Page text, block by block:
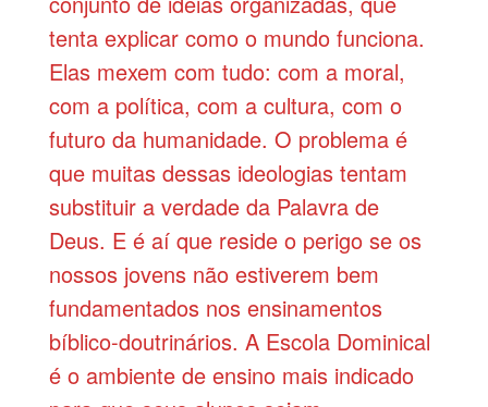
tenta explicar como o mundo funciona.
Elas mexem com tudo: com a moral,
com a política, com a cultura, com o
futuro da humanidade. O problema é
que muitas dessas ideologias tentam
substituir a verdade da Palavra de
Deus. E é aí que reside o perigo se os
nossos jovens não estiverem bem
fundamentados nos ensinamentos
bíblico-doutrinários. A Escola Dominical
é o ambiente de ensino mais indicado